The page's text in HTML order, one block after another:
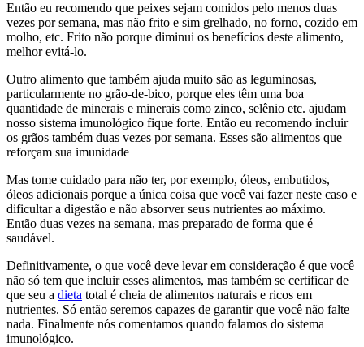
Então eu recomendo que peixes sejam comidos pelo menos duas
vezes por semana, mas não frito e sim grelhado, no forno, cozido em
molho, etc. Frito não porque diminui os benefícios deste alimento,
melhor evitá-lo.
Outro alimento que também ajuda muito são as leguminosas,
particularmente no grão-de-bico, porque eles têm uma boa
quantidade de minerais e minerais como zinco, selênio etc. ajudam
nosso sistema imunológico fique forte. Então eu recomendo incluir
os grãos também duas vezes por semana. Esses são alimentos que
reforçam sua imunidade
Mas tome cuidado para não ter, por exemplo, óleos, embutidos,
óleos adicionais porque a única coisa que você vai fazer neste caso e
dificultar a digestão e não absorver seus nutrientes ao máximo.
Então duas vezes na semana, mas preparado de forma que é
saudável.
Definitivamente, o que você deve levar em consideração é que você
não só tem que incluir esses alimentos, mas também se certificar de
que seu a dieta total é cheia de alimentos naturais e ricos em
nutrientes. Só então seremos capazes de garantir que você não falte
nada. Finalmente nós comentamos quando falamos do sistema
imunológico.